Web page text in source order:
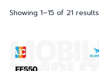
Showing 1–15 of 21 results